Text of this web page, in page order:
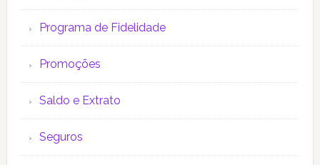
Programa de Fidelidade
Promoções
Saldo e Extrato
Seguros